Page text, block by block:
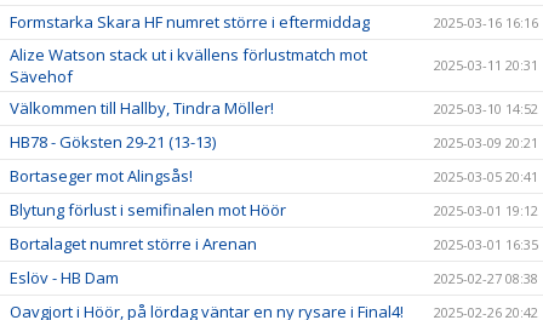
Formstarka Skara HF numret större i eftermiddag 2025-03-16 16:16
Alize Watson stack ut i kvällens förlustmatch mot
Sävehof
2025-03-11 20:31
Välkommen till Hallby, Tindra Möller! 2025-03-10 14:52
HB78 - Göksten 29-21 (13-13) 2025-03-09 20:21
Bortaseger mot Alingsås! 2025-03-05 20:41
Blytung förlust i semifinalen mot Höör 2025-03-01 19:12
Bortalaget numret större i Arenan 2025-03-01 16:35
Eslöv - HB Dam 2025-02-27 08:38
Oavgjort i Höör, på lördag väntar en ny rysare i Final4! 2025-02-26 20:42